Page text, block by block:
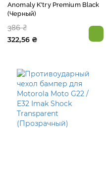
Anomaly K'try Premium Black
(Черный)
386 ₴
322,56 ₴